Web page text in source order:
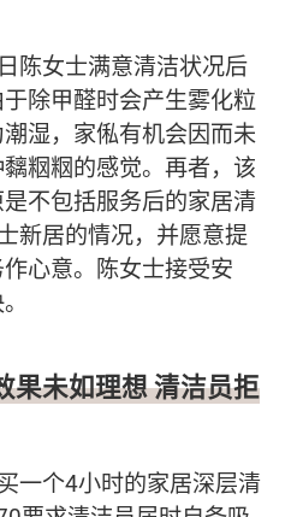
陈女士满意清洁状况后
除甲醛时会产生雾化粒
湿，家俬有机会因而未
𥹉𥹉的感觉。再者，该
不包括服务后的家居清
新居的情况，并愿意提
心意。陈女士接受安
果未如理想 清洁员拒
一个4小时的家居深层清